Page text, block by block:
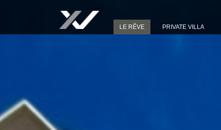
LE RÊVE PRIVATE VILLA